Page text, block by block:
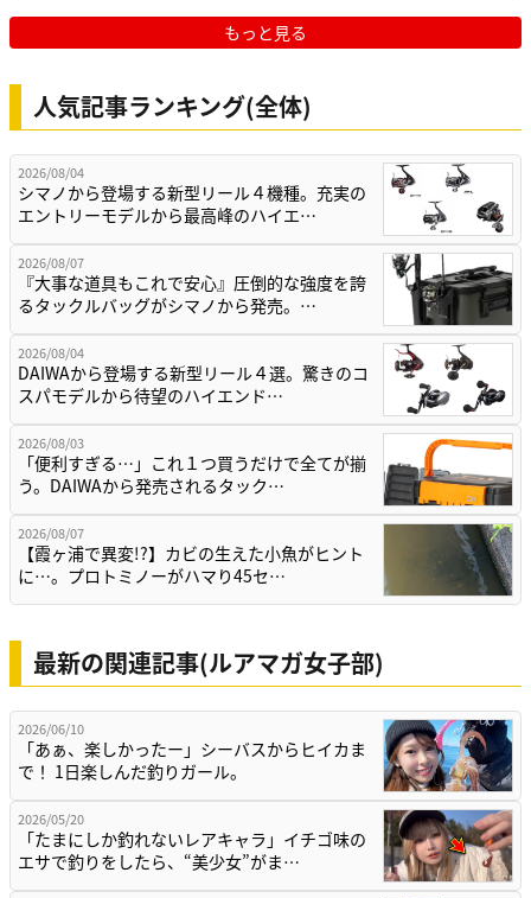
もっと見る
人気記事ランキング(全体)
2026/08/04
シマノから登場する新型リール４機種。充実の
エントリーモデルから最高峰のハイエ…
2026/08/07
『大事な道具もこれで安心』圧倒的な強度を誇
るタックルバッグがシマノから発売。…
2026/08/04
DAIWAから登場する新型リール４選。驚きのコ
スパモデルから待望のハイエンド…
2026/08/03
「便利すぎる…」これ１つ買うだけで全てが揃
う。DAIWAから発売されるタック…
2026/08/07
【霞ヶ浦で異変!?】カビの生えた小魚がヒント
に…。プロトミノーがハマり45セ…
最新の関連記事(ルアマガ女子部)
2026/06/10
「あぁ、楽しかったー」シーバスからヒイカま
で！ 1日楽しんだ釣りガール。
2026/05/20
「たまにしか釣れないレアキャラ」イチゴ味の
エサで釣りをしたら、“美少女”がま…